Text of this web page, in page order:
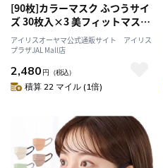
[90枚]カラーマスク ふつうサイ
ズ 30枚入×3 美フィットマスク
ニュアンスグレー
アイリスオーヤマ公式通販サイト アイリス
プラザJAL Mall店
2,480 円 （税込）
積算 22 マイル (1倍)